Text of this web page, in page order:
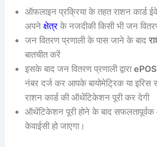
ऑफलाइन प्रक्रिया के तहत राशन कार्ड
अपनेक्षेत्र के नजदीकी किसी भी जन
जन वितरण प्रणाली के पास जाने के बाद
बातचीत करें
इसके बाद जन वितरण प्रणाली द्वारा
नंबर दर्ज कर आपके बायोमेट्रिक या
राशन कार्ड की ऑथेंटिकेशन पूरी कर देगी
ऑथेंटिकेशन पूरी होने के बाद सफलतापूर्वक
केवाईसी हो जाएगा।